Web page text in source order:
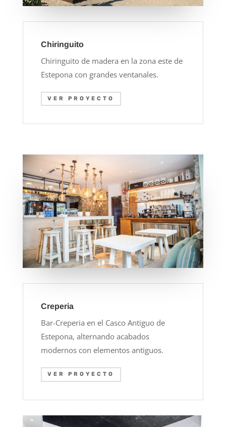
Chiringuito
Chiringuito de madera en la zona este de
Estepona con grandes ventanales.
VER PROYECTO
Creperia
Bar-Creperia en el Casco Antiguo de
Estepona, alternando acabados
modernos con elementos antiguos.
VER PROYECTO